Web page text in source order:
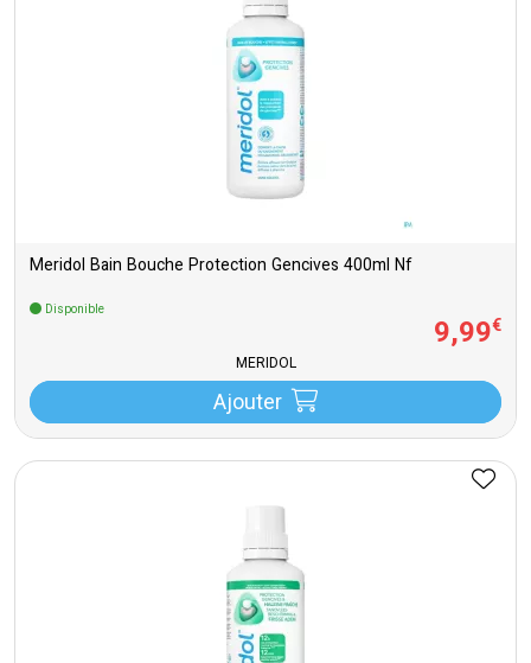
Meridol Bain Bouche Protection Gencives 400ml Nf
Disponible
9,99€
MERIDOL
Ajouter